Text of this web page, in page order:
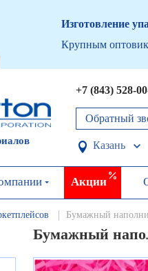
Изготовление
Крупным
+7 (843) 528-
Обратный
Казань
Акции
Бумажный
Бумажный